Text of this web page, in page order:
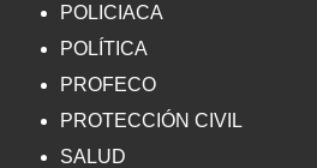
POLICIACA
POLÍTICA
PROFECO
PROTECCIÓN CIVIL
SALUD